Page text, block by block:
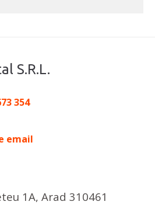
S.R.L.
354
email
1A, Arad 310461